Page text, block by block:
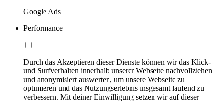
Google Ads
Performance
Durch das Akzeptieren dieser Dienste können wir das Klick-
und Surfverhalten innerhalb unserer Webseite nachvollziehen
und anonymisiert auswerten, um unsere Webseite zu
optimieren und das Nutzungserlebnis insgesamt laufend zu
verbessern. Mit deiner Einwilligung setzen wir auf dieser